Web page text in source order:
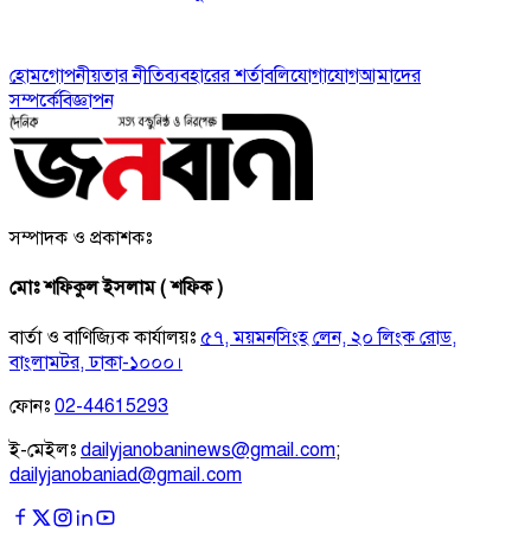
হোমগোপনীয়তার নীতিব্যবহারের শর্তাবলিযোগাযোগআমাদের
সম্পর্কেবিজ্ঞাপন
সম্পাদক ও প্রকাশকঃ
মোঃ শফিকুল ইসলাম ( শফিক )
বার্তা ও বাণিজ্যিক কার্যালয়ঃ ৫৭, ময়মনসিংহ লেন, ২০ লিংক রোড,
বাংলামটর, ঢাকা-১০০০।
ফোনঃ 02-44615293
ই-মেইলঃ dailyjanobaninews@gmail.com;
dailyjanobaniad@gmail.com